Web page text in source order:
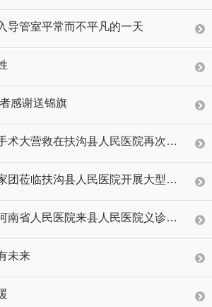
导管室平常而不平凡的一天
感谢送锦旗
一场抢救母子生命手术大营救在扶沟县人民医院再次上演
周口市中心医院专家团莅临扶沟县人民医院开展大型义诊活动
扶沟百姓的福音！河南省人民医院来县人民医院义诊啦！
未来